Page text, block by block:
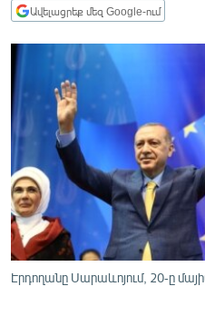
ՊԱՏԵՐԱԶՄԻ 6 ՇԱԲԱԹՆԵՐԸ
ՏԱՐԱԾԱՇՐՋԱՆ
ՄԻՋԱԶԳԱՅԻՆ
ՄՇԱԿՈՒՅԹ
ՍՊՈՐՏ
ՄԵԿՆԱԲԱՆՈՒԹՅՈՒՆ
ՏՏ ԵՒ ԻՆՏԵՐՆԵՏ
ԿՈՐՈՆԱՎԻՐՈՒՍ
ԱՐԽԻՎ
Ավելացրեք մեզ Google-ում
Էրդողանը Սարաևոյում, 20-ը